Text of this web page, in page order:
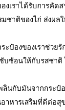
งเราได้รับการคั
มชาติของไก่ ส่งผ
ระป๋องของเราช่ว
บซ้อนให้กับรสชา
นกับมันจากกระป๋
าหารเสริมที่ดีต่อ